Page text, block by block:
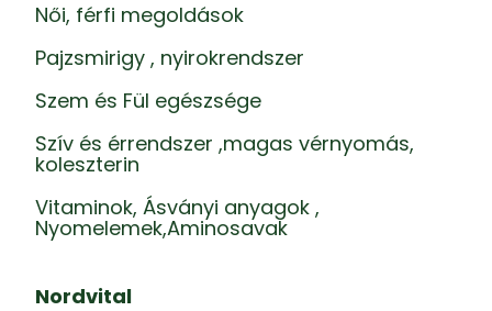
Női, férfi megoldások
Pajzsmirigy , nyirokrendszer
Szem és Fül egészsége
Szív és érrendszer ,magas vérnyomás,
koleszterin
Vitaminok, Ásványi anyagok ,
Nyomelemek,Aminosavak
Nordvital